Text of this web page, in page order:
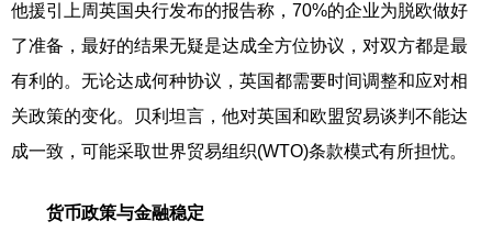
他援引上周英国央行发布的报告称，70%的企业为脱欧做好
了准备，最好的结果无疑是达成全方位协议，对双方都是最
有利的。无论达成何种协议，英国都需要时间调整和应对相
关政策的变化。贝利坦言，他对英国和欧盟贸易谈判不能达
成一致，可能采取世界贸易组织(WTO)条款模式有所担忧。
货币政策与金融稳定